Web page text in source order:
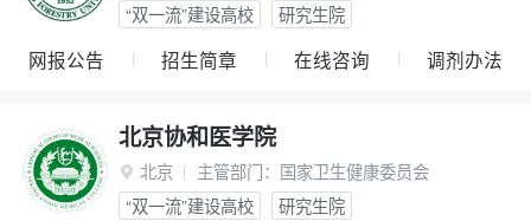
“双一流”建设高校
研究生院
网报公告 招生简章 在线咨询 调剂办法
北京协和医学院
 北京 主管部门： 国家卫生健康委员会
“双一流”建设高校
研究生院